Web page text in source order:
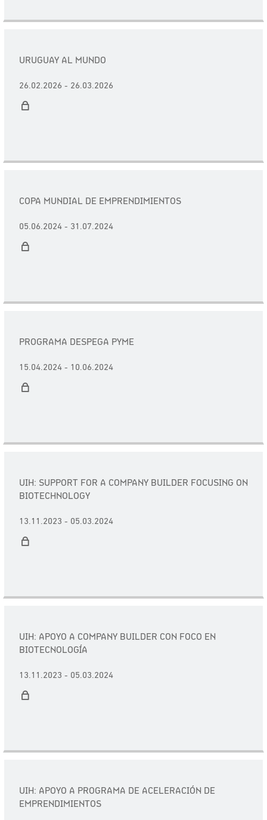
URUGUAY AL MUNDO
26.02.2026 - 26.03.2026
COPA MUNDIAL DE EMPRENDIMIENTOS
05.06.2024 - 31.07.2024
PROGRAMA DESPEGA PYME
15.04.2024 - 10.06.2024
UIH: SUPPORT FOR A COMPANY BUILDER FOCUSING ON
BIOTECHNOLOGY
13.11.2023 - 05.03.2024
UIH: APOYO A COMPANY BUILDER CON FOCO EN
BIOTECNOLOGÍA
13.11.2023 - 05.03.2024
UIH: APOYO A PROGRAMA DE ACELERACIÓN DE
EMPRENDIMIENTOS